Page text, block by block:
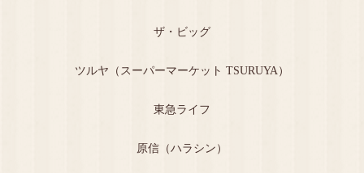
ザ・ビッグ
ツルヤ（スーパーマーケット TSURUYA）
東急ライフ
原信（ハラシン）